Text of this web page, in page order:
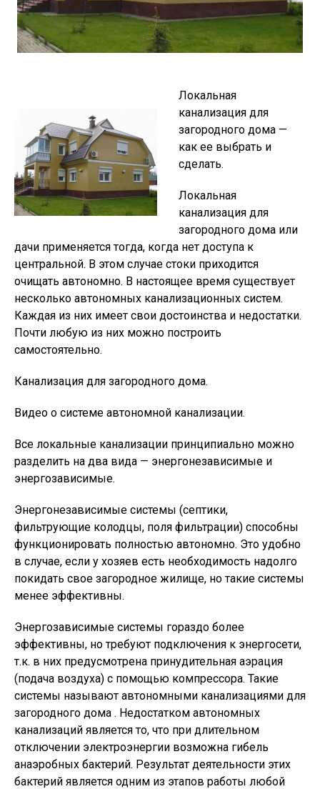
Локальная
канализация для
загородного дома —
как ее выбрать и
сделать.
Локальная
канализация для
загородного дома или
дачи применяется тогда, когда нет доступа к
центральной. В этом случае стоки приходится
очищать автономно. В настоящее время существует
несколько автономных канализационных систем.
Каждая из них имеет свои достоинства и недостатки.
Почти любую из них можно построить
самостоятельно.
Канализация для загородного дома.
Видео о системе автономной канализации.
Все локальные канализации принципиально можно
разделить на два вида — энергонезависимые и
энергозависимые.
Энергонезависимые системы (септики,
фильтрующие колодцы, поля фильтрации) способны
функционировать полностью автономно. Это удобно
в случае, если у хозяев есть необходимость надолго
покидать свое загородное жилище, но такие системы
менее эффективны.
Энергозависимые системы гораздо более
эффективны, но требуют подключения к энергосети,
т.к. в них предусмотрена принудительная аэрация
(подача воздуха) с помощью компрессора. Такие
системы называют автономными канализациями для
загородного дома . Недостатком автономных
канализаций является то, что при длительном
отключении электроэнергии возможна гибель
анаэробных бактерий. Результат деятельности этих
бактерий является одним из этапов работы любой